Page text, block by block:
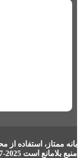
بانه ممتاز، استفاده
منبع بلامانع است Copyright © 2017-2025